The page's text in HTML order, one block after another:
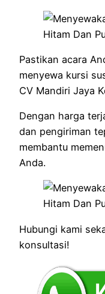
Pastikan acara
menyewa kursi
CV Mandiri Jaya
Dengan harga
dan pengiriman
membantu
Anda.
Hubungi kami
konsultasi!